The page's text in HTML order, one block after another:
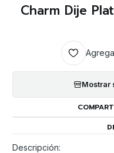
Charm Dije
Mostrar
Descripción: